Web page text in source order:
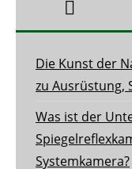
Die Kunst der
zu Ausrüstung,
Was ist der
Systemkamera?